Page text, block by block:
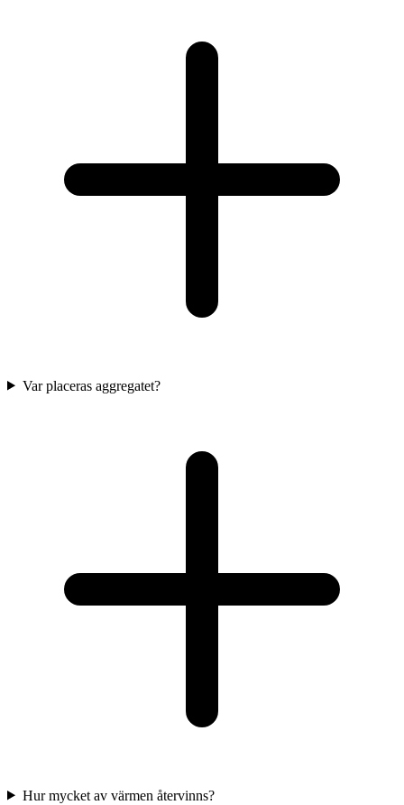
Var placeras aggregatet?
Hur mycket av värmen återvinns?